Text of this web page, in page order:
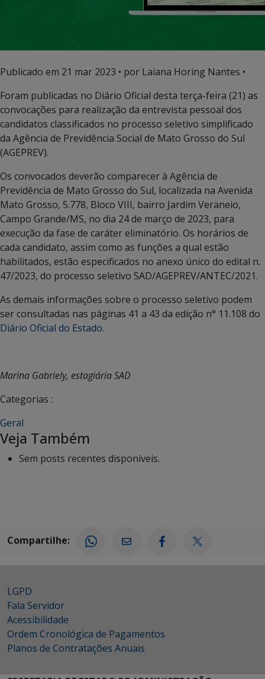
Publicado em 21 mar 2023 • por Laiana Horing Nantes •
Foram publicadas no Diário Oficial desta terça-feira (21) as
convocações para realização da entrevista pessoal dos
candidatos classificados no processo seletivo simplificado
da Agência de Previdência Social de Mato Grosso do Sul
(AGEPREV).
Os convocados deverão comparecer à Agência de
Previdência de Mato Grosso do Sul, localizada na Avenida
Mato Grosso, 5.778, Bloco VIII, bairro Jardim Veraneio,
Campo Grande/MS, no dia 24 de março de 2023, para
execução da fase de caráter eliminatório. Os horários de
cada candidato, assim como as funções a qual estão
habilitados, estão especificados no anexo único do edital n.
47/2023, do processo seletivo SAD/AGEPREV/ANTEC/2021.
As demais informações sobre o processo seletivo podem
ser consultadas nas páginas 41 a 43 da edição n° 11.108 do
Diário Oficial do Estado.
Marina Gabriely, estagiária SAD
Categorias :
Geral
Veja Também
Sem posts recentes disponíveis.
Compartilhe:
LGPD
Fala Servidor
Acessibilidade
Ordem Cronológica de Pagamentos
Planos de Contratações Anuais